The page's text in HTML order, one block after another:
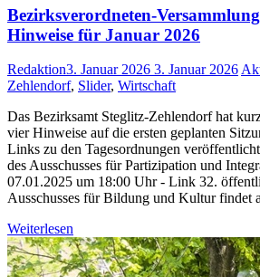
Bezirksverordneten-
Hinweise für Januar 2026
Redaktion3. Januar 2026 3. Januar 2026
Zehlendorf, Slider, Wirtschaft
Das Bezirksamt Steglitz-Zehlendorf hat
vier Hinweise auf die ersten geplanten
Links zu den Tagesordnungen
des Ausschusses für Partizipation und
07.01.2025 um 18:00 Uhr - Link 32.
Ausschusses für Bildung und Kultur findet
Weiterlesen